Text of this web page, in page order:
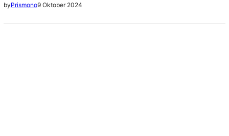
kontrak skema bagi hasil (PSC) gross split yang lama ke
skema gross split baru yang lebih sederhana dan
byPrismono9 Oktober 2024